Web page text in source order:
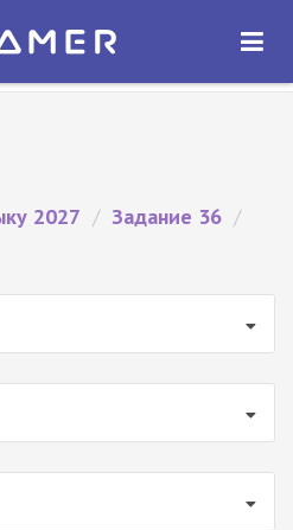
ОТКРЫТЬ
2027 / Задание 36 /